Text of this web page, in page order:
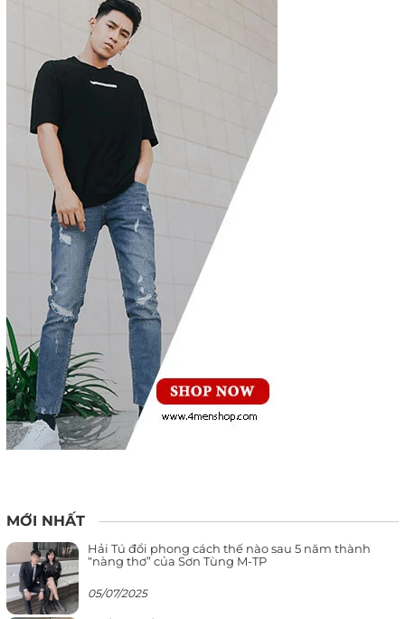
MỚI NHẤT
Hải Tú đổi phong cách thế nào sau 5 năm thành
“nàng thơ” của Sơn Tùng M-TP
05/07/2025